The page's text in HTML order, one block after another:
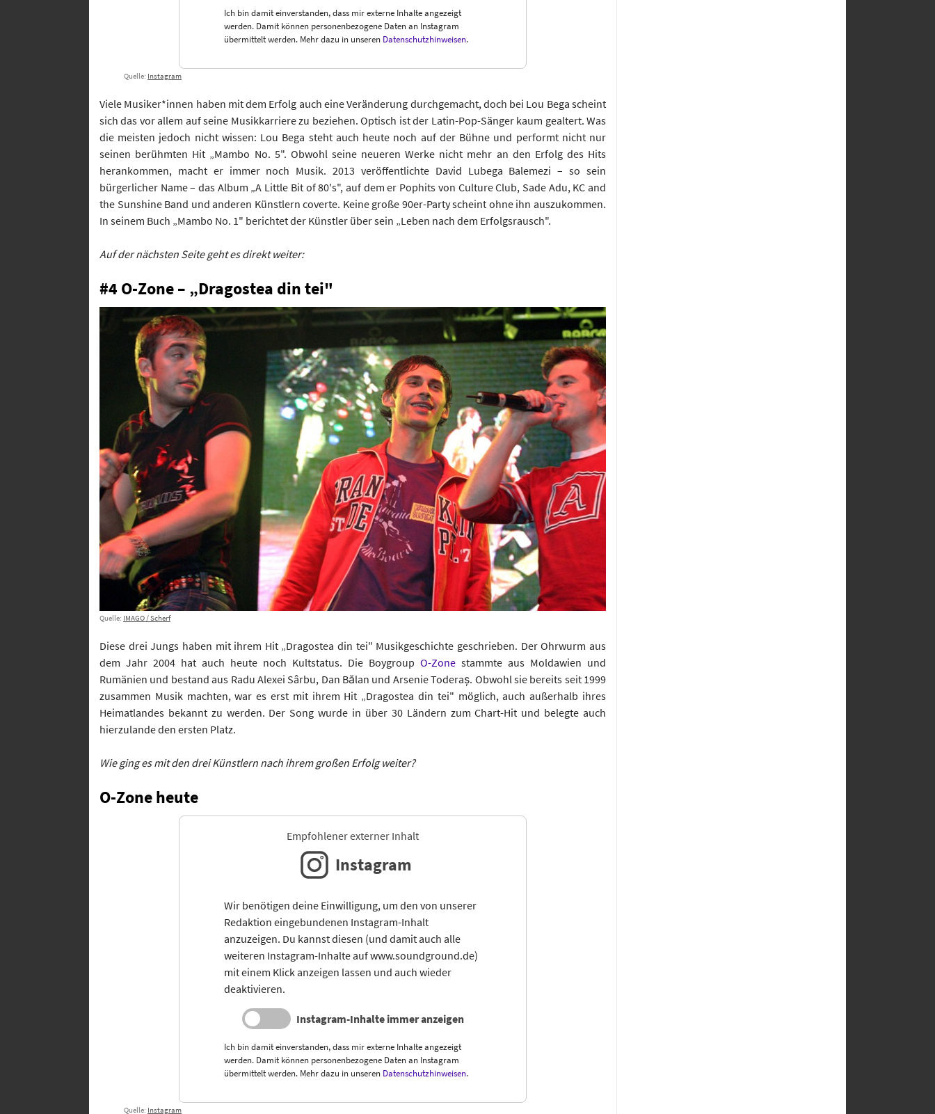
Ich bin damit einverstanden, dass mir externe Inhalte angezeigt
werden. Damit können personenbezogene Daten an Instagram
übermittelt werden. Mehr dazu in unseren Datenschutzhinweisen.
Quelle: Instagram
Viele Musiker*innen haben mit dem Erfolg auch eine Veränderung durchgemacht, doch bei Lou Bega scheint
sich das vor allem auf seine Musikkarriere zu beziehen. Optisch ist der Latin-Pop-Sänger kaum gealtert. Was
die meisten jedoch nicht wissen: Lou Bega steht auch heute noch auf der Bühne und performt nicht nur
seinen berühmten Hit „Mambo No. 5". Obwohl seine neueren Werke nicht mehr an den Erfolg des Hits
herankommen, macht er immer noch Musik. 2013 veröffentlichte David Lubega Balemezi – so sein
bürgerlicher Name – das Album „A Little Bit of 80's", auf dem er Pophits von Culture Club, Sade Adu, KC and
the Sunshine Band und anderen Künstlern coverte. Keine große 90er-Party scheint ohne ihn auszukommen.
In seinem Buch „Mambo No. 1" berichtet der Künstler über sein „Leben nach dem Erfolgsrausch".
Auf der nächsten Seite geht es direkt weiter:
#4 O-Zone – „Dragostea din tei"
Quelle: IMAGO / Scherf
Diese drei Jungs haben mit ihrem Hit „Dragostea din tei" Musikgeschichte geschrieben. Der Ohrwurm aus
dem Jahr 2004 hat auch heute noch Kultstatus. Die Boygroup O-Zone stammte aus Moldawien und
Rumänien und bestand aus Radu Alexei Sârbu, Dan Bălan und Arsenie Toderaș. Obwohl sie bereits seit 1999
zusammen Musik machten, war es erst mit ihrem Hit „Dragostea din tei" möglich, auch außerhalb ihres
Heimatlandes bekannt zu werden. Der Song wurde in über 30 Ländern zum Chart-Hit und belegte auch
hierzulande den ersten Platz.
Wie ging es mit den drei Künstlern nach ihrem großen Erfolg weiter?
O-Zone heute
Empfohlener externer Inhalt
Instagram
Wir benötigen deine Einwilligung, um den von unserer
Redaktion eingebundenen Instagram-Inhalt
anzuzeigen. Du kannst diesen (und damit auch alle
weiteren Instagram-Inhalte auf www.soundground.de)
mit einem Klick anzeigen lassen und auch wieder
deaktivieren.
Instagram-Inhalte immer anzeigen
Ich bin damit einverstanden, dass mir externe Inhalte angezeigt
werden. Damit können personenbezogene Daten an Instagram
übermittelt werden. Mehr dazu in unseren Datenschutzhinweisen.
Quelle: Instagram